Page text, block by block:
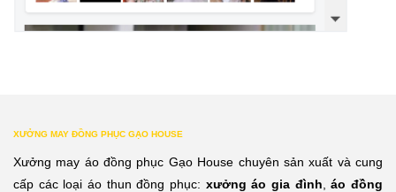
XƯỞNG MAY ĐỒNG PHỤC GẠO HOUSE
Xưởng may áo đồng phục Gạo House chuyên sản xuất và cung
cấp các loại áo thun đồng phục: xưởng áo gia đình ,áo đồng